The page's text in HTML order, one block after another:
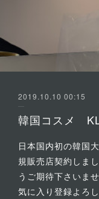
2019.10.10 00:15
日本国内初の韓国
規販売店契約しま
うご期待下さいま
気に入り登録よろ